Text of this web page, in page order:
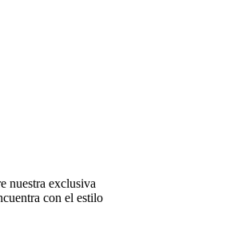
nuestra exclusiva
con el estilo